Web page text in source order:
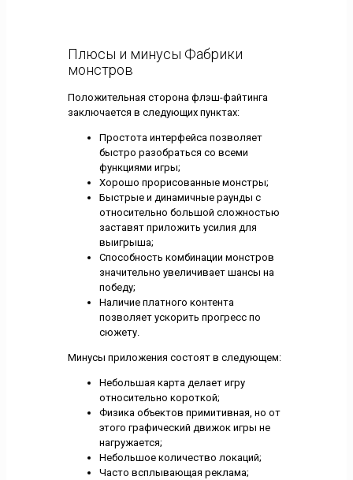
Плюсы и минусы Фабрики
монстров
Положительная сторона флэш-файтинга
заключается в следующих пунктах:
Простота интерфейса позволяет
быстро разобраться со всеми
функциями игры;
Хорошо прорисованные монстры;
Быстрые и динамичные раунды с
относительно большой сложностью
заставят приложить усилия для
выигрыша;
Способность комбинации монстров
значительно увеличивает шансы на
победу;
Наличие платного контента
позволяет ускорить прогресс по
сюжету.
Минусы приложения состоят в следующем:
Небольшая карта делает игру
относительно короткой;
Физика объектов примитивная, но от
этого графический движок игры не
нагружается;
Небольшое количество локаций;
Часто всплывающая реклама;